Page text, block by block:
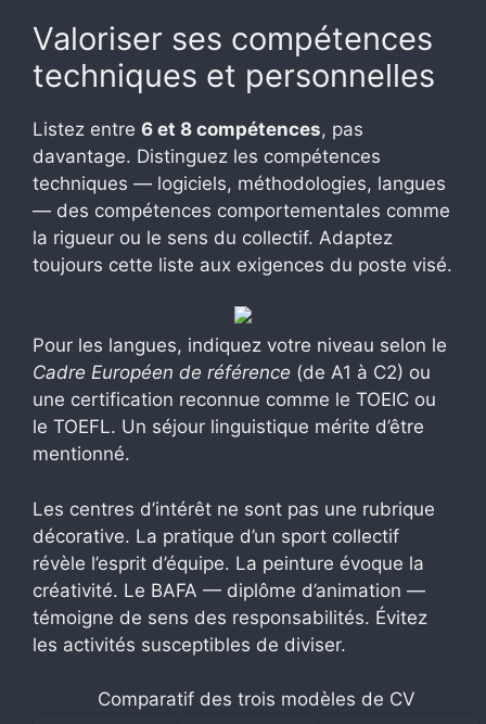
Valoriser ses compétences
techniques et personnelles
Listez entre 6 et 8 compétences, pas
davantage. Distinguez les compétences
techniques — logiciels, méthodologies, langues
— des compétences comportementales comme
la rigueur ou le sens du collectif. Adaptez
toujours cette liste aux exigences du poste visé.
Pour les langues, indiquez votre niveau selon le
Cadre Européen de référence (de A1 à C2) ou
une certification reconnue comme le TOEIC ou
le TOEFL. Un séjour linguistique mérite d’être
mentionné.
Les centres d’intérêt ne sont pas une rubrique
décorative. La pratique d’un sport collectif
révèle l’esprit d’équipe. La peinture évoque la
créativité. Le BAFA — diplôme d’animation —
témoigne de sens des responsabilités. Évitez
les activités susceptibles de diviser.
Comparatif des trois modèles de CV